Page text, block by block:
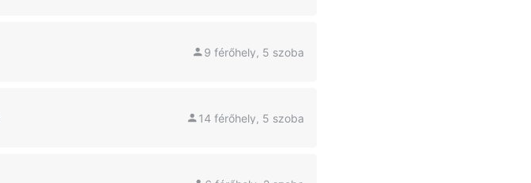
9 férőhely, 5 szoba
14 férőhely, 5 szoba